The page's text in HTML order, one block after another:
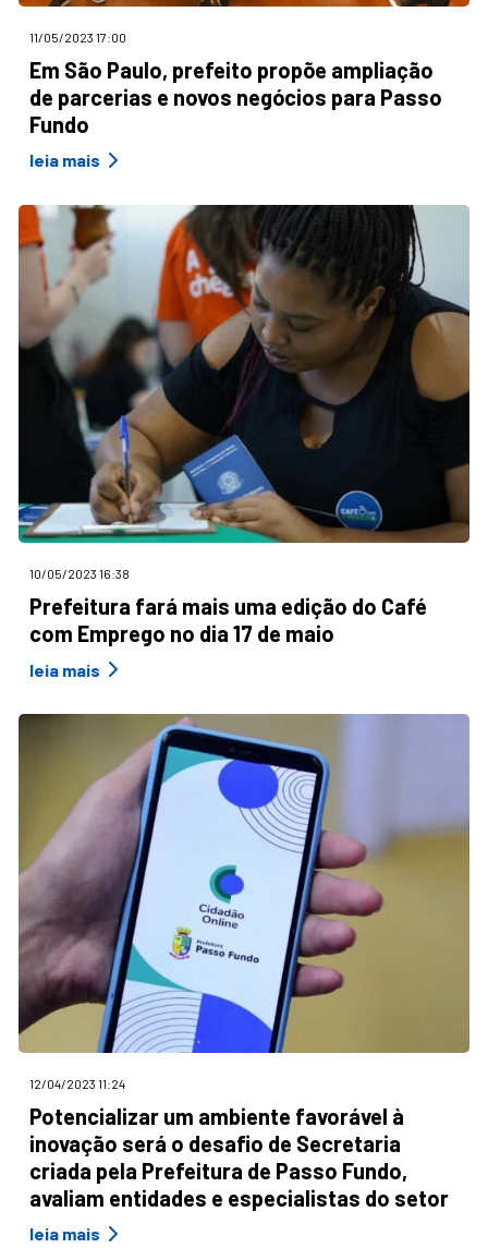
11/05/2023 17:00
Em São Paulo, prefeito propõe ampliação
de parcerias e novos negócios para Passo
Fundo
leia mais
10/05/2023 16:38
Prefeitura fará mais uma edição do Café
com Emprego no dia 17 de maio
leia mais
12/04/2023 11:24
Potencializar um ambiente favorável à
inovação será o desafio de Secretaria
criada pela Prefeitura de Passo Fundo,
avaliam entidades e especialistas do setor
leia mais